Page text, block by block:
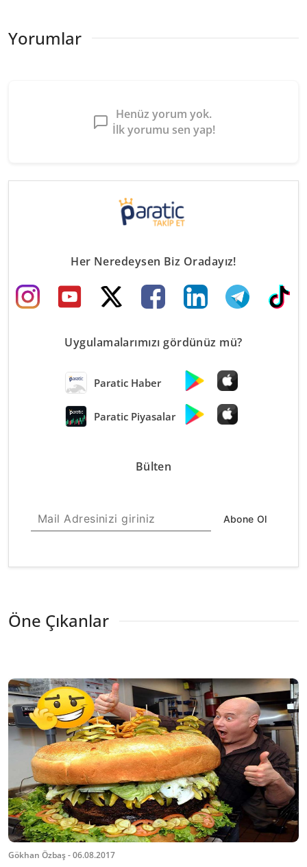
Yorumlar
Henüz yorum yok.
İlk yorumu sen yap!
Her Neredeysen Biz Oradayız!
Uygulamalarımızı gördünüz mü?
Paratic Haber
Paratic Piyasalar
Bülten
Abone Ol
Öne Çıkanlar
Gökhan Özbaş - 06.08.2017